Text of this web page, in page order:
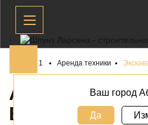
Главная 1 Аренда техники
АРЕНДА
В
АБАКАНЕ
Ваш город
Да